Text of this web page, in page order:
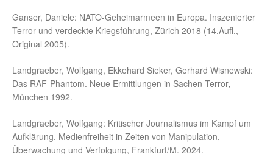
Ganser, Daniele: NATO-Geheimarmeen in Europa. Inszenierter
Terror und verdeckte Kriegsführung, Zürich 2018 (14.Aufl.,
Original 2005).
Landgraeber, Wolfgang, Ekkehard Sieker, Gerhard Wisnewski:
Das RAF-Phantom. Neue Ermittlungen in Sachen Terror,
München 1992.
Landgraeber, Wolfgang: Kritischer Journalismus im Kampf um
Aufklärung. Medienfreiheit in Zeiten von Manipulation,
Überwachung und Verfolgung, Frankfurt/M. 2024.